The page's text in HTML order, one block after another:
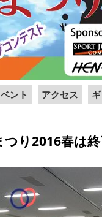
ント アクセス
り2016春は